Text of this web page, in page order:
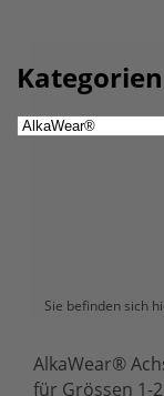
Kategorien
Sie befinden sich
AlkaWear®
für Grössen 1-2